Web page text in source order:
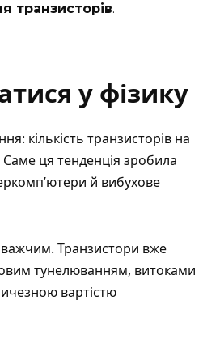
транзисторів.
у фізику
кількість транзисторів на
ця тенденція зробила
й вибухове
Транзистори вже
тунелюванням, витоками
вартістю